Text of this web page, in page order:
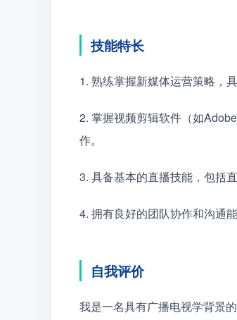
技能特长
1. 熟练掌握新媒体运营策略
2. 掌握视频剪辑软件（如
作。
3. 具备基本的直播技能，包
4. 拥有良好的团队协作和沟
自我评价
我是一名具有广播电视学背景